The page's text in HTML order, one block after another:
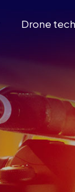
Drone tech